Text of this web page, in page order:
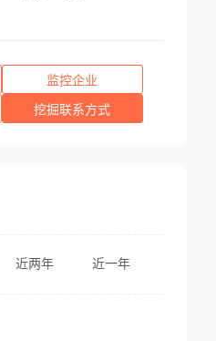
监控企业
挖掘联系方式
近两年 近一年